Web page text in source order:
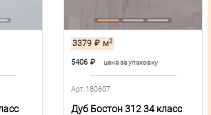
3379 ₽ м2
5406 ₽ цена за упаковку
Арт.180607
Дуб Бостон 312 34 класс